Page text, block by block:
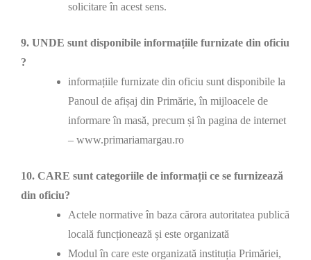
solicitare în acest sens.
9. UNDE sunt disponibile informațiile furnizate din oficiu
?
informațiile furnizate din oficiu sunt disponibile la
Panoul de afișaj din Primărie, în mijloacele de
informare în masă, precum și în pagina de internet
– www.primariamargau.ro
10. CARE sunt categoriile de informații ce se furnizează
din oficiu?
Actele normative în baza cărora autoritatea publică
locală funcționează și este organizată
Modul în care este organizată instituția Primăriei,